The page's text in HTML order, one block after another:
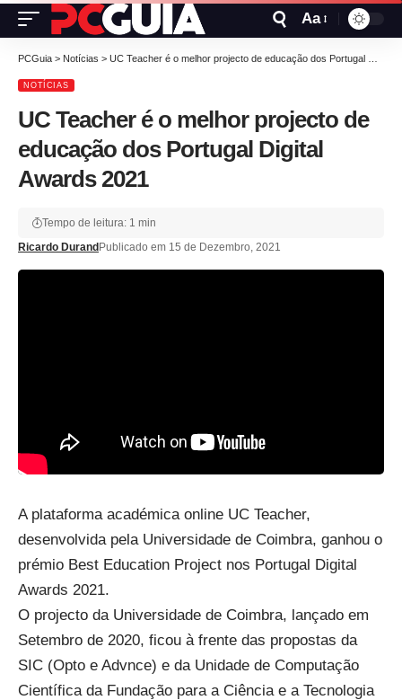
Aa
PCGuia > Notícias > UC Teacher é o melhor projecto de educação dos Portugal Digital Awards 2021
NOTÍCIAS
UC Teacher é o melhor projecto de
educação dos Portugal Digital
Awards 2021
Ricardo Durand Publicado em 15 de Dezembro, 2021
Tempo de leitura: 1 min
A plataforma académica online UC Teacher,
desenvolvida pela Universidade de Coimbra, ganhou o
prémio Best Education Project nos Portugal Digital
Awards 2021.
O projecto da Universidade de Coimbra, lançado em
Setembro de 2020, ficou à frente das propostas da
SIC (Opto e Advnce) e da Unidade de Computação
Científica da Fundação para a Ciência e a Tecnologia